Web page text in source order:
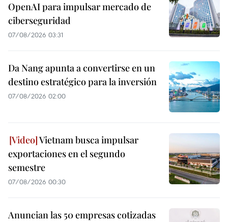
OpenAI para impulsar mercado de
ciberseguridad
07/08/2026 03:31
Da Nang apunta a convertirse en un
destino estratégico para la inversión
07/08/2026 02:00
Vietnam busca impulsar
exportaciones en el segundo
semestre
07/08/2026 00:30
Anuncian las 50 empresas cotizadas